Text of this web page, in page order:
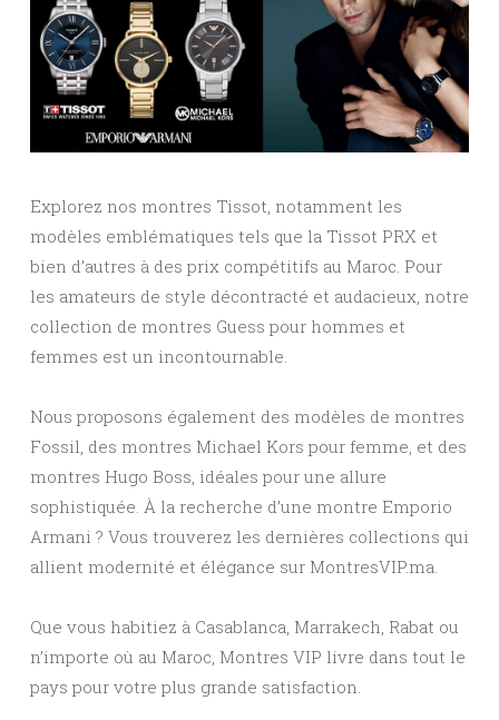
Explorez nos montres Tissot, notamment les
modèles emblématiques tels que la Tissot PRX et
bien d’autres à des prix compétitifs au Maroc. Pour
les amateurs de style décontracté et audacieux, notre
collection de montres Guess pour hommes et
femmes est un incontournable.
Nous proposons également des modèles de montres
Fossil, des montres Michael Kors pour femme, et des
montres Hugo Boss, idéales pour une allure
sophistiquée. À la recherche d’une montre Emporio
Armani ? Vous trouverez les dernières collections qui
allient modernité et élégance sur MontresVIP.ma.
Que vous habitiez à Casablanca, Marrakech, Rabat ou
n’importe où au Maroc, Montres VIP livre dans tout le
pays pour votre plus grande satisfaction.